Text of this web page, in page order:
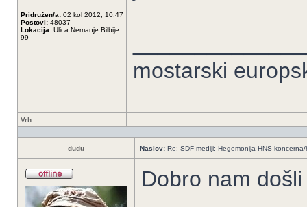
Pridružen/a: 02 kol 2012, 10:47
Postovi: 48037
Lokacija: Ulica Nemanje Bilbije
99
mostarski
Vrh
dudu Naslov: Re: SDF mediji: Hegemonija HNS
Dobro nam